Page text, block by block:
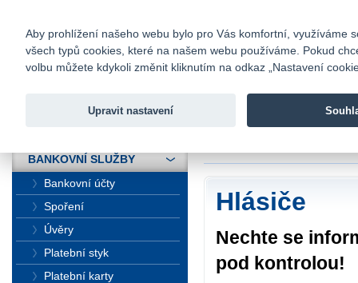
Fio banka
Fio banka
Hlásiče
Nechte se
pod kontrolou!
BANKOVNÍ SLUŽBY
Bankovní účty
Spoření
Úvěry
Platební styk
Platební karty
Aby prohlížení našeho webu bylo pro Vás komfortní, využíváme
všech typů cookies, které na našem webu používáme. Pokud
volbu můžete kdykoli změnit kliknutím na odkaz „Nastavení
Upravit nastavení